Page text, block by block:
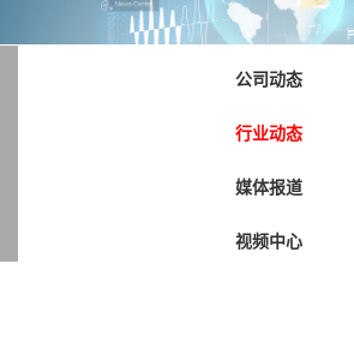
公司动态
行业动态
媒体报道
视频中心